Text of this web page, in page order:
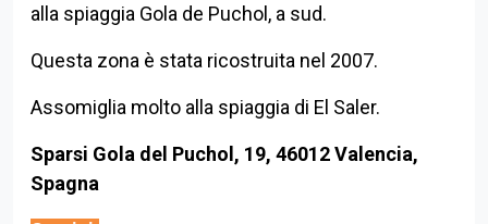
alla spiaggia Gola de Puchol, a sud.
Questa zona è stata ricostruita nel 2007.
Assomiglia molto alla spiaggia di El Saler.
Sparsi Gola del Puchol, 19, 46012 Valencia,
Spagna